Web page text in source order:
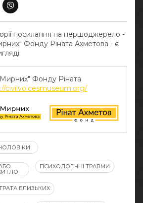
посилання на першоджерело -
Фонду Ріната Ахметова - є
Фонду Ріната
civilvoicesmuseum.org/
ПСИХОЛОГІЧНІ ТРАВМИ
БЛИЗЬКИХ